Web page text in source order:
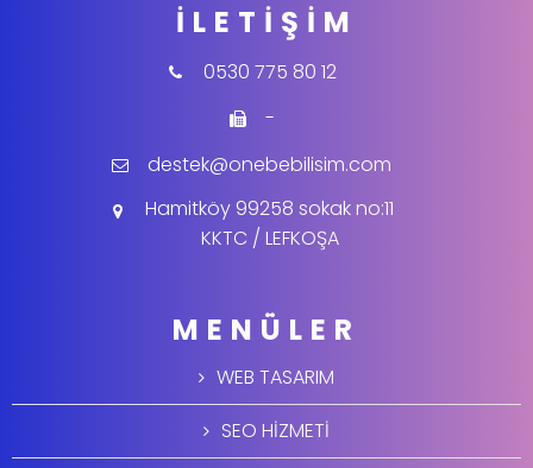
İLETIŞIM
0530 775 80 12
-
destek@onebebilisim.com
Hamitköy 99258 sokak no:11
KKTC / LEFKOŞA
MENÜLER
WEB TASARIM
SEO HİZMETİ